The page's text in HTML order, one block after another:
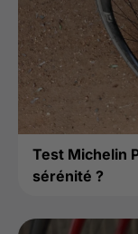
Test Michelin
sérénité ?